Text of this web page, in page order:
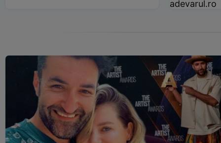
adevarul.ro